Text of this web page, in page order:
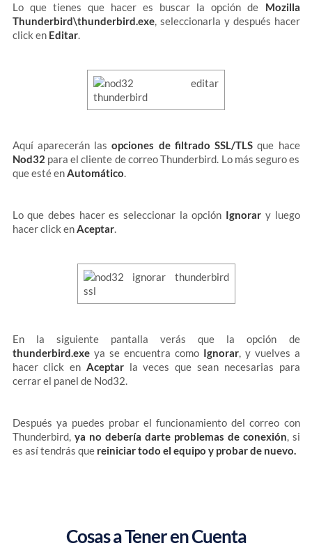
Lo que tienes que hacer es buscar la opción de Mozilla
Thunderbird\thunderbird.exe, seleccionarla y después hacer
click en Editar.
Aquí aparecerán lasopciones de filtrado SSL/TLS que hace
Nod32 para el cliente de correo Thunderbird. Lo más seguro es
que esté enAutomático.
Lo que debes hacer es seleccionar la opción Ignorar y luego
hacer click enAceptar.
En la siguiente pantalla verás que la opción de
thunderbird.exeya se encuentra como Ignorar, y vuelves a
hacer click en Aceptarla veces que sean necesarias para
cerrar el panel de Nod32.
Después ya puedes probar el funcionamiento del correo con
Thunderbird, ya no debería darte problemas de conexión, si
es así tendrás que reiniciar todo el equipo y probar de nuevo.
Cosas a Tener en Cuenta